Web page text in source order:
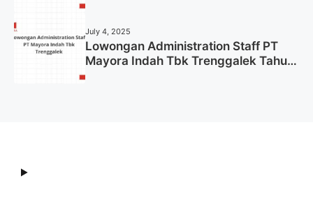
July 4, 2025
Lowongan Administration Staff PT
Mayora Indah Tbk Trenggalek Tahun